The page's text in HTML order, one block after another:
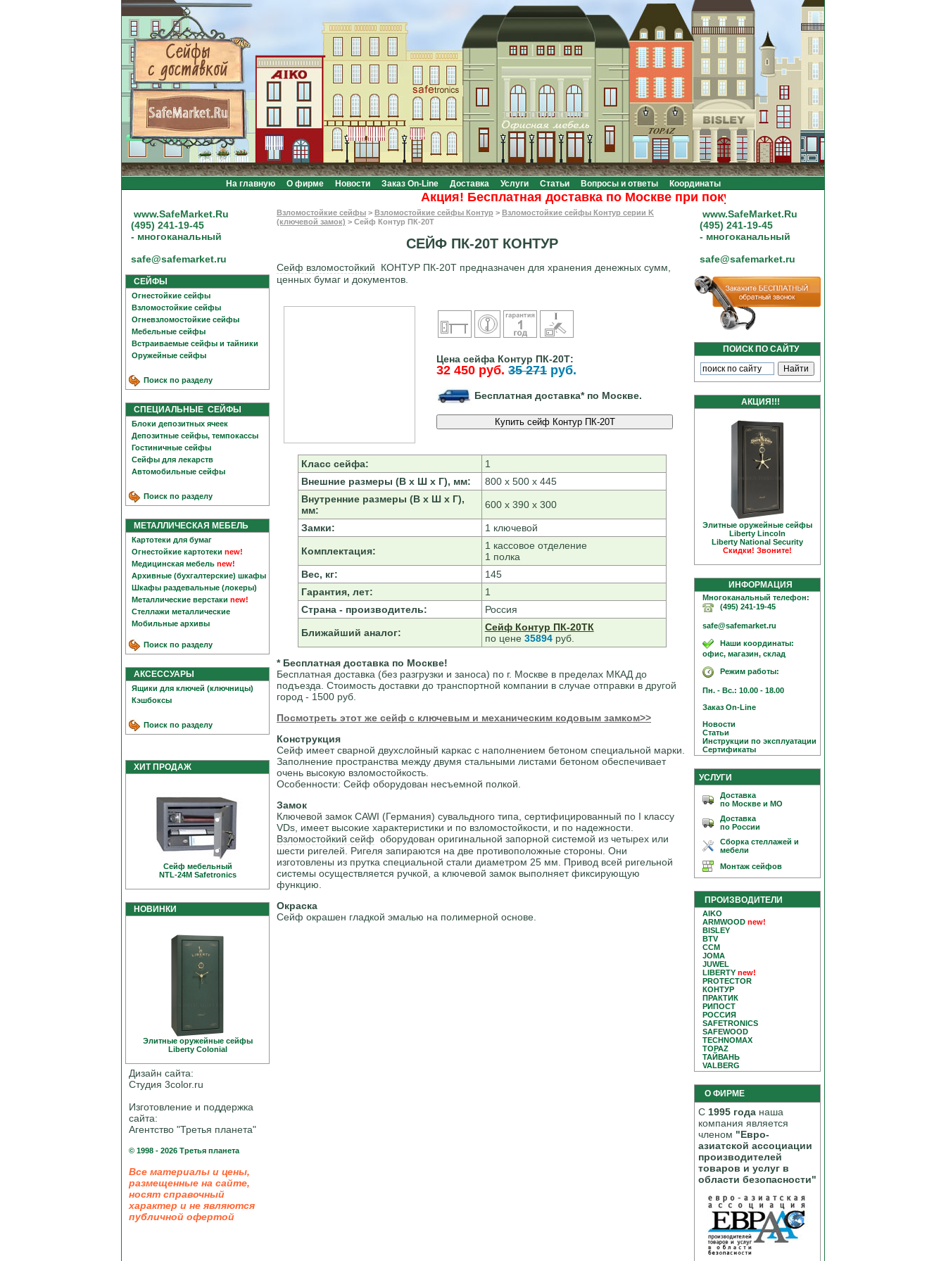
На главную О фирме Новости Заказ On-Line Доставка Услуги Статьи Вопросы и ответы Координаты
Акция! Бесплатная доставка по Москве при покупке на сумму от 20000 рублей.
www.SafeMarket.Ru
(495) 241-19-45
- многоканальный
safe@safemarket.ru
СЕЙФЫ
Огнестойкие сейфы
Взломостойкие сейфы
Огневзломостойкие сейфы
Мебельные сейфы
Встраиваемые сейфы и тайники
Оружейные сейфы
Поиск по разделу
СПЕЦИАЛЬНЫЕ СЕЙФЫ
Блоки депозитных ячеек
Депозитные сейфы, темпокассы
Гостиничные сейфы
Сейфы для лекарств
Автомобильные сейфы
Поиск по разделу
МЕТАЛЛИЧЕСКАЯ МЕБЕЛЬ
Картотеки для бумаг
Огнестойкие картотеки new!
Медицинская мебель new!
Архивные (бухгалтерские) шкафы
Шкафы раздевальные (локеры)
Металлические верстаки new!
Стеллажи металлические
Мобильные архивы
Поиск по разделу
АКСЕССУАРЫ
Ящики для ключей (ключницы)
Кэшбоксы
Поиск по разделу
ХИТ ПРОДАЖ
Сейф мебельный
NTL-24M Safetronics
НОВИНКИ
Элитные оружейные сейфы
Liberty Colonial
Дизайн сайта:
Студия 3color.ru
Изготовление и поддержка
сайта:
Агентство "Третья планета"
© 1998 - 2026 Третья планета
Все материалы и цены,
размещенные на сайте,
носят справочный
характер и не являются
публичной офертой
Взломостойкие сейфы > Взломостойкие сейфы Контур > Взломостойкие сейфы Контур серии K
(ключевой замок) > Сейф Контур ПК-20Т
СЕЙФ ПК-20Т КОНТУР
Сейф взломостойкий КОНТУР ПК-20Т предназначен для хранения денежных сумм,
ценных бумаг и документов.
Цена сейфа Контур ПК-20Т:
32 450 руб. 35 271 руб.
Бесплатная доставка* по Москве.
Класс сейфа:
1
Внешние размеры (В х Ш х Г), мм:
800 х 500 х 445
Внутренние размеры (В х Ш х Г),
мм:
600 х 390 х 300
Замки: 1 ключевой
Комплектация:
1 кассовое отделение
1 полка
Вес, кг:
145
Гарантия, лет:
1
Страна - производитель:
Россия
Ближайший аналог:
Сейф Контур ПК-20ТК
по цене 35894руб.
* Бесплатная доставка по Москве!
Бесплатная доставка (без разгрузки и заноса) по г. Москве в пределах МКАД до
подъезда. Стоимость доставки до транспортной компании в случае отправки в другой
город - 1500 руб.
Посмотреть этот же сейф с ключевым и механическим кодовым замком>>
Конструкция
Сейф имеет сварной двухслойный каркас с наполнением бетоном специальной марки.
Заполнение пространства между двумя стальными листами бетоном обеспечивает
очень высокую взломостойкость.
Особенности: Сейф оборудован несъемной полкой.
Замок
Ключевой замок СAWI (Германия) сувальдного типа, сертифицированный по I классу
VDs, имеет высокие характеристики и по взломостойкости, и по надежности.
Взломостойкий сейф оборудован оригинальной запорной системой из четырех или
шести ригелей. Ригеля запираются на две противоположные стороны. Они
изготовлены из прутка специальной стали диаметром 25 мм. Привод всей ригельной
системы осуществляется ручкой, а ключевой замок выполняет фиксирующую
функцию.
Окраска
Сейф окрашен гладкой эмалью на полимерной основе.
www.SafeMarket.Ru
(495) 241-19-45
- многоканальный
safe@safemarket.ru
ПОИСК ПО САЙТУ
АКЦИЯ!!!
Элитные оружейные сейфы
Liberty Linсoln
Liberty National Security
Скидки! Звоните!
ИНФОРМАЦИЯ
Многоканальный телефон:
(495) 241-19-45
safe@safemarket.ru
Наши координаты:
офис, магазин, склад
Режим работы:
Пн. - Вс.: 10.00 - 18.00
Заказ On-Line
Новости
Статьи
Инструкции по эксплуатации
Сертификаты
УСЛУГИ
Доставка
по Москве и МО
Доставка
по России
Сборка стеллажей и
мебели
Монтаж сейфов
ПРОИЗВОДИТЕЛИ
AIKO
ARMWOOD new!
BISLEY
BTV
CCM
JOMA
JUWEL
LIBERTY new!
PROTECTOR
КОНТУР
ПРАКТИК
РИПОСТ
РОССИЯ
SAFETRONICS
SAFEWOOD
TECHNOMAX
TOPAZ
ТАЙВАНЬ
VALBERG
О ФИРМЕ
С 1995 года наша
компания является
членом "Евро-
азиатской ассоциации
производителей
товаров и услуг в
области безопасности"